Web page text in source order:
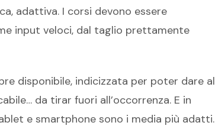
adattiva. I corsi devono essere
input veloci, dal taglio prettamente
disponibile, indicizzata per poter dare al
da tirar fuori all’occorrenza. E in
e smartphone sono i media più adatti.